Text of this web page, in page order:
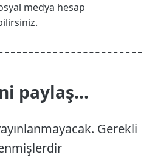
medya hesap
paylaş...
Gerekli